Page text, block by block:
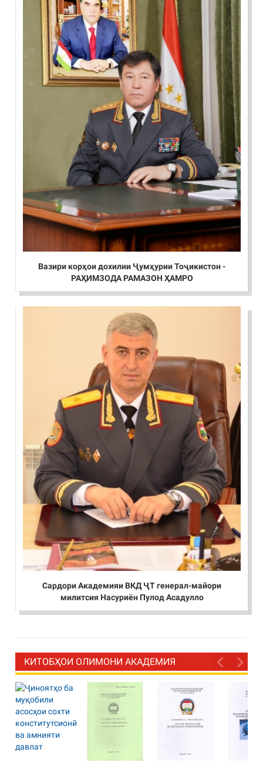
Вазири корҳои дохилии Ҷумҳурии Тоҷикистон -
РАҲИМЗОДА РАМАЗОН ҲАМРО
Сардори Академияи ВКД ҶТ генерал-майори
милитсия Насуриён Пулод Асадулло
КИТОБҲОИ ОЛИМОНИ АКАДЕМИЯ